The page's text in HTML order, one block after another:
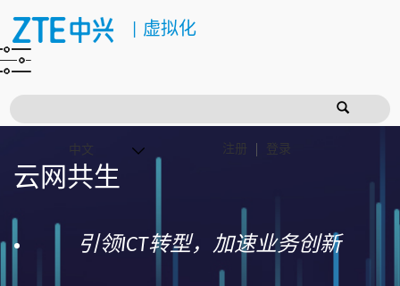
虚拟化
注册 登录
云网共生
引领ICT转型，加速业务创新